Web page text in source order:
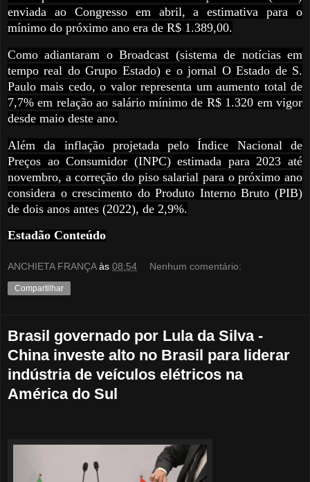
enviada ao Congresso em abril, a estimativa para o
mínimo do próximo ano era de R$ 1.389,00.
Como adiantaram o Broadcast (sistema de notícias em
tempo real do Grupo Estado) e o jornal O Estado de S.
Paulo mais cedo, o valor representa um aumento total de
7,7% em relação ao salário mínimo de R$ 1.320 em vigor
desde maio deste ano.
Além da inflação projetada pelo Índice Nacional de
Preços ao Consumidor (INPC) estimada para 2023 até
novembro, a correção do piso salarial para o próximo ano
considera o crescimento do Produto Interno Bruto (PIB)
de dois anos antes (2022), de 2,9%.
Estadão Conteúdo
ANCHIETA FRANÇA às 08:54 Nenhum comentário:
Compartilhar
Brasil governado por Lula da Silva -
China investe alto no Brasil para liderar
indústria de veículos elétricos na
América do Sul